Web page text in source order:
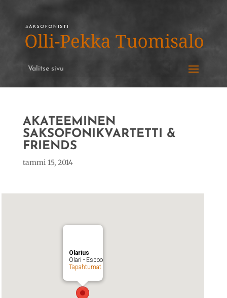
Valitse sivu
AKATEEMINEN
SAKSOFONIKVARTETTI &
FRIENDS
tammi 15, 2014
Olarius
Olari - Espoo
Tapahtumat